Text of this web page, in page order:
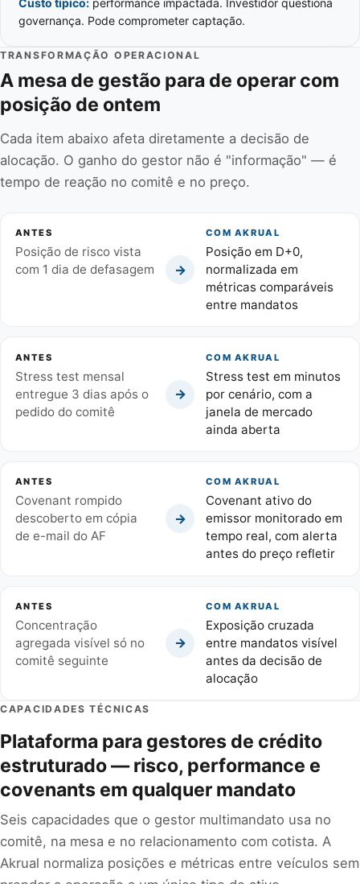
governança. Pode comprometer captação.
TRANSFORMAÇÃO OPERACIONAL
A mesa de gestão para de operar com
posição de ontem
Cada item abaixo afeta diretamente a decisão de
alocação. O ganho do gestor não é "informação" — é
tempo de reação no comitê e no preço.
ANTES
Posição de risco vista
com 1 dia de defasagem
→
COM AKRUAL
Posição em D+0,
normalizada em
métricas comparáveis
entre mandatos
ANTES
Stress test mensal
entregue 3 dias após o
pedido do comitê
→
COM AKRUAL
Stress test em minutos
por cenário, com a
janela de mercado
ainda aberta
ANTES
Covenant rompido
descoberto em cópia
de e-mail do AF
→
COM AKRUAL
Covenant ativo do
emissor monitorado em
tempo real, com alerta
antes do preço refletir
ANTES
Concentração
agregada visível só no
comitê seguinte
→
COM AKRUAL
Exposição cruzada
entre mandatos visível
antes da decisão de
alocação
CAPACIDADES TÉCNICAS
Plataforma para gestores de crédito
estruturado — risco, performance e
covenants em qualquer mandato
Seis capacidades que o gestor multimandato usa no
comitê, na mesa e no relacionamento com cotista. A
Akrual normaliza posições e métricas entre veículos sem